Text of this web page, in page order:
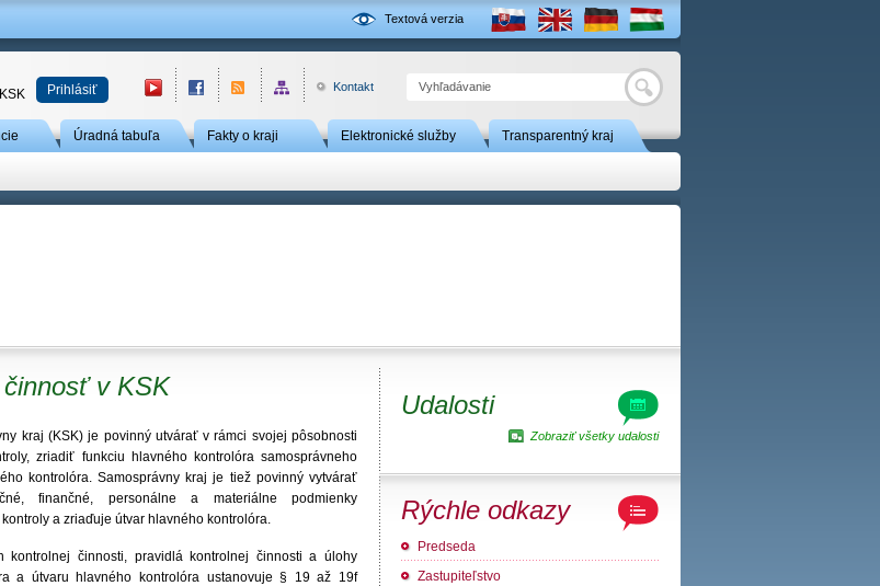
Textová verzia
Hľadať
Prihlásiť Kontakt
Úradná tabuľa Fakty o kraji Elektronické služby Transparentný kraj
v KSK
kraj (KSK) je povinný utvárať v rámci svojej pôsobnosti
zriadiť funkciu hlavného kontrolóra samosprávneho
kontrolóra. Samosprávny kraj je tiež povinný vytvárať
finančné, personálne a materiálne podmienky
a zriaďuje útvar hlavného kontrolóra.
kontrolnej činnosti, pravidlá kontrolnej činnosti a úlohy
a útvaru hlavného kontrolóra ustanovuje § 19 až 19f
Udalosti
Zobraziť všetky udalosti
Rýchle odkazy
Predseda
Zastupiteľstvo